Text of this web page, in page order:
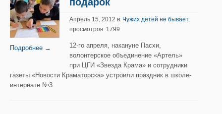
Подробнее →
Апрель 15, 2012 в Чужих детей не бывает,
просмотров: 1799
12-го апреля, накануне Пасхи,
волонтерское объединение «Артель»
при ЦГИ «Звезда Крама» и сотрудники
газеты «Новости Краматорска» устроили праздник в школе-
интернате №3.